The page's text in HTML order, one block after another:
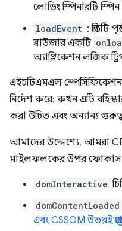
লোডিং স্পিনারটি
loadEvent : প্রতিটি
ব্রাউজার একটি
অ্যাপ্লিকেশন লজিক
এইচটিএমএল স্পেসিফিকেশন
নির্দেশ করে: কখন এটি
করা উচিত এবং অন্যান্য
আমাদের উদ্দেশ্যে, আমরা
মাইলফলকের উপর ফোকাস
domInteractive
domContentLoaded
এবং CSSOM উভয়ই